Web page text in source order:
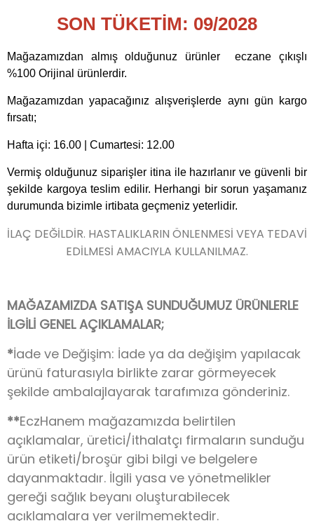
SON TÜKETİM: 09/2028
Mağazamızdan almış olduğunuz ürünler eczane çıkışlı
%100 Orijinal ürünlerdir.
Mağazamızdan yapacağınız alışverişlerde aynı gün kargo
fırsatı;
Hafta içi: 16.00 | Cumartesi: 12.00
Vermiş olduğunuz siparişler itina ile hazırlanır ve güvenli bir
şekilde kargoya teslim edilir. Herhangi bir sorun yaşamanız
durumunda bizimle irtibata geçmeniz yeterlidir.
İLAÇ DEĞİLDİR. HASTALIKLARIN ÖNLENMESİ VEYA TEDAVİ
EDİLMESİ AMACIYLA KULLANILMAZ.
MAĞAZAMIZDA SATIŞA SUNDUĞUMUZ ÜRÜNLERLE
İLGİLİ GENEL AÇIKLAMALAR;
*İade ve Değişim: İade ya da değişim yapılacak
ürünü faturasıyla birlikte zarar görmeyecek
şekilde ambalajlayarak tarafımıza gönderiniz.
**EczHanem mağazamızda belirtilen
açıklamalar, üretici/ithalatçı firmaların sunduğu
ürün etiketi/broşür gibi bilgi ve belgelere
dayanmaktadır. İlgili yasa ve yönetmelikler
gereği sağlık beyanı oluşturabilecek
açıklamalara yer verilmemektedir.